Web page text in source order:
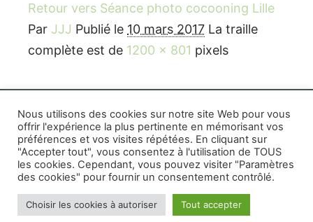
Retour vers Séance photo cocooning Lille
Par JJJ Publié le 10 mars 2017 La traille
complète est de 1200 × 801 pixels
Rife WordPress Theme|Photographe boudoir et
photo thérapeutique Montréal Lille Avignon
Photographe mariage et famille Montréal|
Photographe commercial Montréal
Mentions
légales
Nous utilisons des cookies sur notre site Web pour vous
offrir l'expérience la plus pertinente en mémorisant vos
préférences et vos visites répétées. En cliquant sur
"Accepter tout", vous consentez à l'utilisation de TOUS
les cookies. Cependant, vous pouvez visiter "Paramètres
des cookies" pour fournir un consentement contrôlé.
Choisir les cookies à autoriser Tout accepter